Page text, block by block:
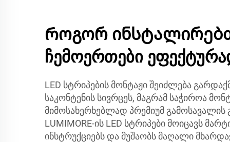
Როგორ ინსტალირებთ
ჩემოერთები
LED სტრიპების მონტაჟი შეიძლება
საკონტენის სივრცეს, მაგრამ საჭიროა
მიმოსახერხებლად პრემიუმ გამოსავალის
LUMIMORE-ის LED სტრიპები მოიცავს
ინსტრუქციებს და მუშაობს მაღალი